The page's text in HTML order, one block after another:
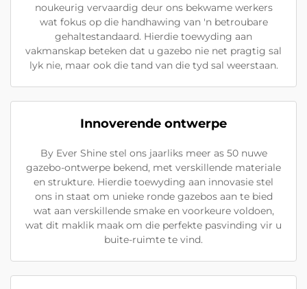
noukeurig vervaardig deur ons bekwame werkers
wat fokus op die handhawing van 'n betroubare
gehaltestandaard. Hierdie toewyding aan
vakmanskap beteken dat u gazebo nie net pragtig sal
lyk nie, maar ook die tand van die tyd sal weerstaan.
Innoverende ontwerpe
By Ever Shine stel ons jaarliks meer as 50 nuwe
gazebo-ontwerpe bekend, met verskillende materiale
en strukture. Hierdie toewyding aan innovasie stel
ons in staat om unieke ronde gazebos aan te bied
wat aan verskillende smake en voorkeure voldoen,
wat dit maklik maak om die perfekte pasvinding vir u
buite-ruimte te vind.